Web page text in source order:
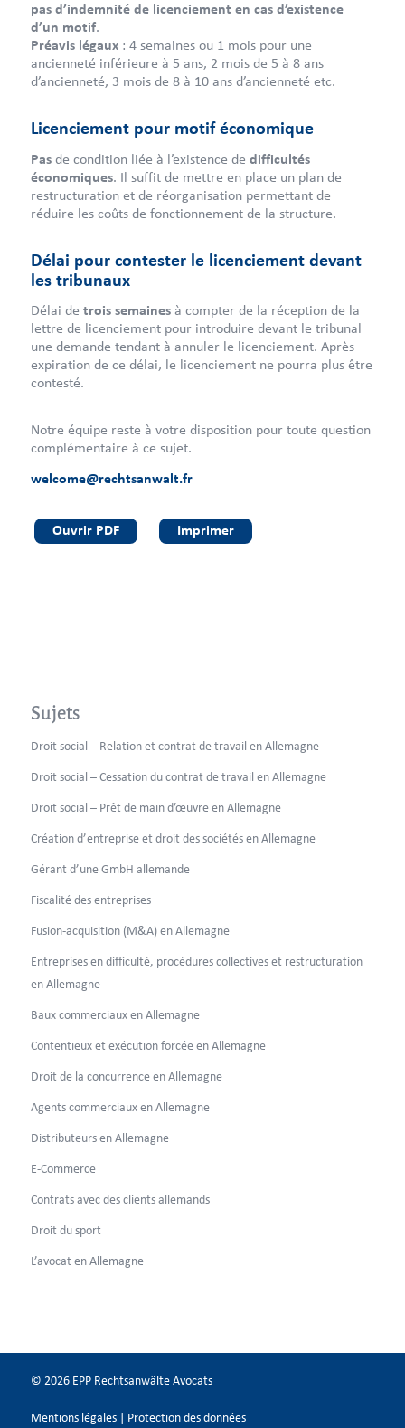
pas d’indemnité de licenciement en cas d’existence
d’un motif.
Préavis légaux: 4 semaines ou 1 mois pour une
ancienneté inférieure à 5 ans, 2 mois de 5 à 8 ans
d’ancienneté, 3 mois de 8 à 10 ans d’ancienneté etc.
Licenciement pour motif économique
Pas de condition liée à l’existence de difficultés
économiques. Il suffit de mettre en place un plan de
restructuration et de réorganisation permettant de
réduire les coûts de fonctionnement de la structure.
Délai pour contester le licenciement devant
les tribunaux
Délai de trois semainesà compter de la réception de la
lettre de licenciement pour introduire devant le tribunal
une demande tendant à annuler le licenciement. Après
expiration de ce délai, le licenciement ne pourra plus être
contesté.
Notre équipe reste à votre disposition pour toute question
complémentaire à ce sujet.
welcome@rechtsanwalt.fr
Ouvrir PDF Imprimer
Sujets
Droit social – Relation et contrat de travail en Allemagne
Droit social – Cessation du contrat de travail en Allemagne
Droit social – Prêt de main d’œuvre en Allemagne
Création d’entreprise et droit des sociétés en Allemagne
Gérant d’une GmbH allemande
Fiscalité des entreprises
Fusion-acquisition (M&A) en Allemagne
Entreprises en difficulté, procédures collectives et restructuration
en Allemagne
Baux commerciaux en Allemagne
Contentieux et exécution forcée en Allemagne
Droit de la concurrence en Allemagne
Agents commerciaux en Allemagne
Distributeurs en Allemagne
E-Commerce
Contrats avec des clients allemands
Droit du sport
L’avocat en Allemagne
© 2026 EPP Rechtsanwälte Avocats
Mentions légales| Protection des données